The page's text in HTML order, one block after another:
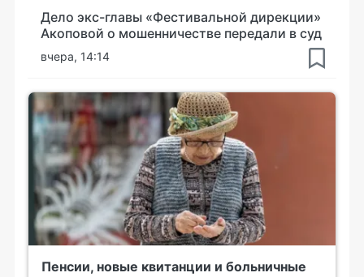
Дело экс-главы «Фестивальной дирекции»
Акоповой о мошенничестве передали в суд
вчера, 14:14
Пенсии, новые квитанции и больничные